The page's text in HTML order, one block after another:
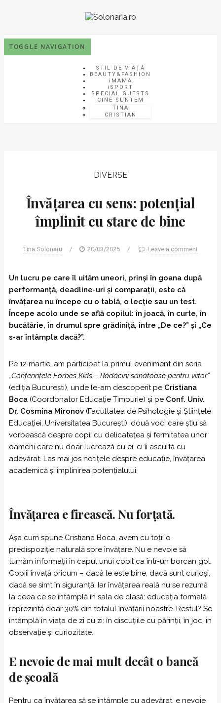
TOGGLE NAVIGATION
STIL DE VIAȚĂ
BEAUTY&FASHION
iMAMA
iSPORT
SPECIAL GUESTS
CINE SUNTEM
TINA
CRISTIAN
DIVERSE
Învățarea cu sens: potențial
împlinit cu stare de bine
Tina Solonaru / 20/03/2025 / Leave a comment
Un lucru pe care îl uităm uneori, prinși în goana după
performanță, deadline-uri și comparații, este că
învățarea nu începe cu o tablă, o lecție sau un test.
Începe acolo unde se află copilul: în joacă, în curte, în
bucătărie, în drumul spre grădiniță, între „De ce?” și „Ce
s-ar întâmpla dacă?”.
Pe 12 martie, am participat la primul eveniment din seria
„Conferințele Forbes Kids – Rădăcini sănătoase pentru viitor”
(ediția București), unde le-am descoperit pe Cristiana
Boca (Coordonator Educație Timpurie) și pe Conf. Univ.
Dr. Cosmina Mironov (Facultatea de Psihologie și Științele
Educației, Universitatea București), două voci care știu să
vorbească despre copii cu delicatețea și fermitatea unor
oameni care nu doar lucrează cu ei, ci îi ascultă cu
adevărat. Las mai jos notițele despre educație, învățarea
academică și împlinirea potențialului.
Învățarea e firească. Nu forțată.
Așa cum spune Cristiana Boca, avem cu toții o
predispoziție naturală spre învățare. Nu e nevoie să
turnăm informații în capul unui copil ca într-un borcan gol.
Copiii învață oricum – dacă le este bine, dacă sunt curioși,
dacă se simt în siguranță. Iar învățarea reală nu se rezumă
la ceea ce se întâmplă în sala de clasă: educația formală
reprezintă doar 30% din totalul învățării noastre. Restul? Se
întâmplă în viața de zi cu zi: în discuțiile cu părinții, în joc, în
observație și curiozitate.
E nevoie de mai mult decât o bancă
de școală
Pentru ca învățarea să se întâmple cu adevărat, e nevoie